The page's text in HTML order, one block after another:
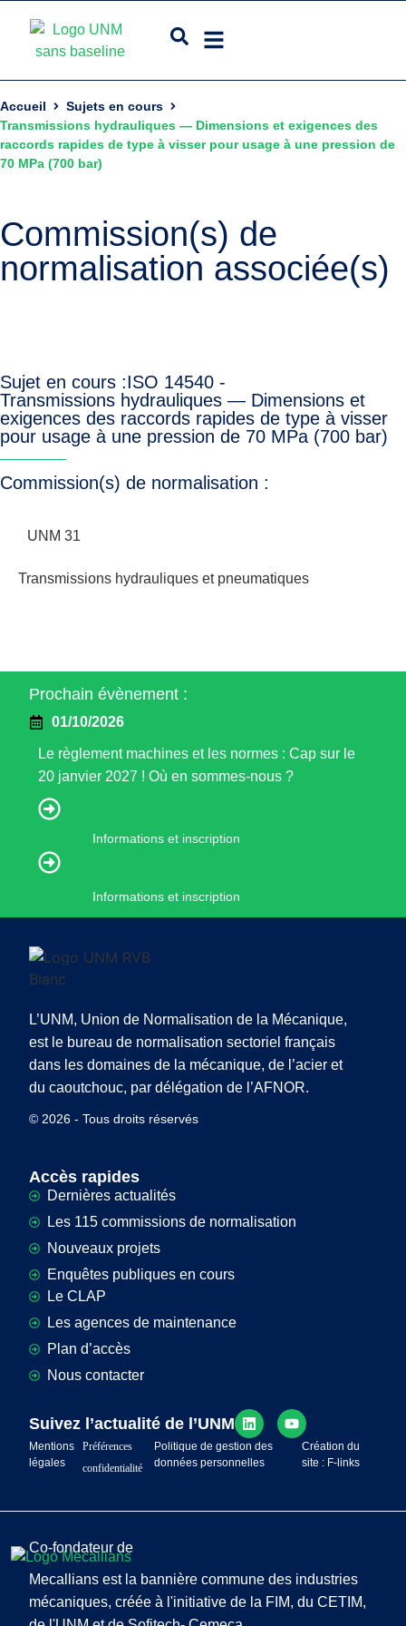
Accueil
Sujets en cours
Transmissions hydrauliques — Dimensions et exigences des
raccords rapides de type à visser pour usage à une pression de
70 MPa (700 bar)
Commission(s) de
normalisation associée(s)
Sujet en cours :ISO 14540 -
Transmissions hydrauliques — Dimensions et
exigences des raccords rapides de type à visser
pour usage à une pression de 70 MPa (700 bar)
Commission(s) de normalisation :
UNM 31
Transmissions hydrauliques et pneumatiques
Prochain évènement :
01/10/2026
Le règlement machines et les normes : Cap sur le
20 janvier 2027 ! Où en sommes-nous ?
Informations et inscription
Informations et inscription
L’UNM, Union de Normalisation de la Mécanique,
est le bureau de normalisation sectoriel français
dans les domaines de la mécanique, de l’acier et
du caoutchouc, par délégation de l’AFNOR.
© 2026 - Tous droits réservés
Accès rapides
Dernières actualités
Les 115 commissions de normalisation
Nouveaux projets
Enquêtes publiques en cours
Le CLAP
Les agences de maintenance
Plan d’accès
Nous contacter
Suivez l’actualité de l’UNM
Mentions
légales
Préférences
confidentialité
Politique de gestion des
données personnelles
Création du
site : F-links
Co-fondateur de
Mecallians est la bannière commune des industries
mécaniques, créée à l'initiative de la FIM, du CETIM,